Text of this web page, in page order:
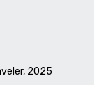
2025